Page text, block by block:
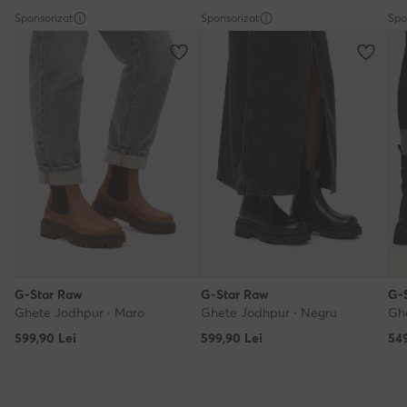
Sponsorizat
G-Star Raw
Ghete Jodhpur · Maro
599,90 Lei
Sponsorizat
G-Star Raw
Ghete Jodhpur · Negru
599,90 Lei
G-